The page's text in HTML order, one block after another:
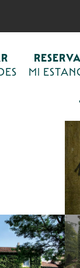
MI
locales